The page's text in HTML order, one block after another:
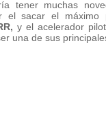
tener muchas
el sacar el
y el acelerador
una de sus